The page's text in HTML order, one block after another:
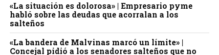
«La situación es dolorosa» | Empresario pyme
habló sobre las deudas que acorralan a los
salteños
«La bandera de Malvinas marcó un límite» |
Concejal pidió a los senadores salteños que no